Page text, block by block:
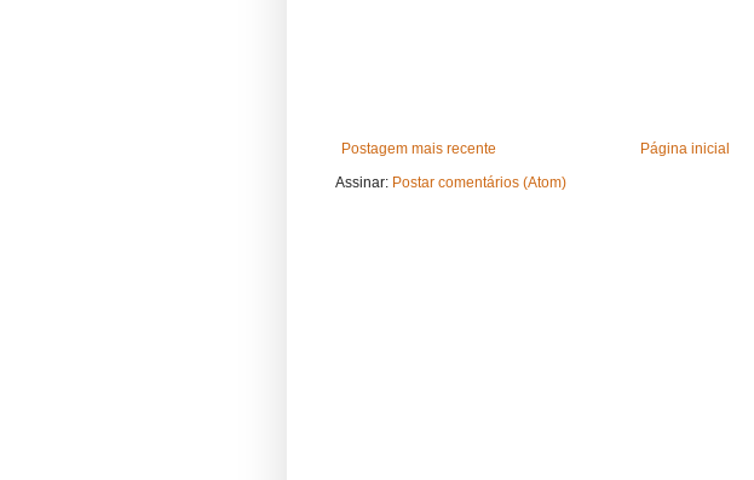
Postagem mais recente
Página inicial
Assinar: Postar comentários (Atom)